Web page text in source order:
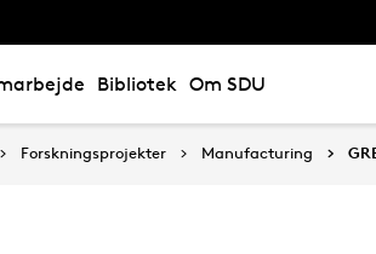
Bibliotek Om SDU
Forskningsprojekter Manufacturing